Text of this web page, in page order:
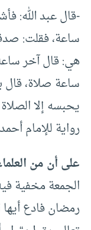
-قال عبد الله:
ساعة، فقلت:
هي: قال آخر
ساعة صلاة، قال
يحبسه إلا
رواية للإمام
على أن من
الجمعة مخفية
رمضان فادع